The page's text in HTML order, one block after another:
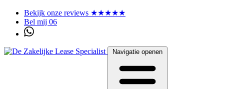
Bekijk onze reviews ★★★★★
Bel mij 06
Navigatie openen